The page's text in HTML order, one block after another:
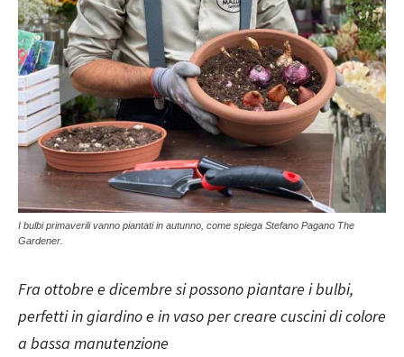
I bulbi primaverili vanno piantati in autunno, come spiega Stefano Pagano The
Gardener.
Fra ottobre e dicembre si possono piantare i bulbi,
perfetti in giardino e in vaso per creare cuscini di colore
a bassa manutenzione